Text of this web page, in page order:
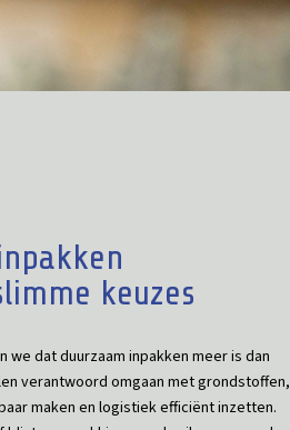
keuzes
we dat duurzaam inpakken meer is dan
verantwoord omgaan met grondstoffen,
maken en logistiek efficiënt inzetten.